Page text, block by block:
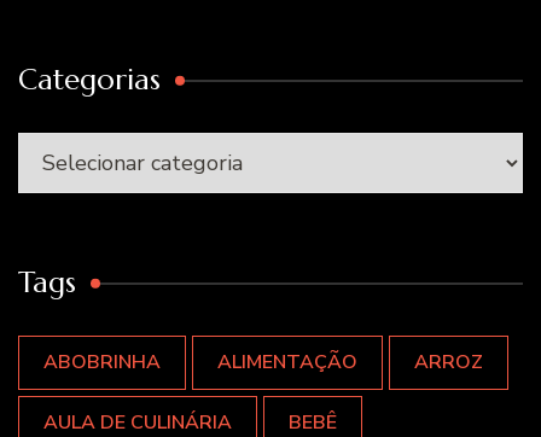
Categorias
Categorias
Tags
ABOBRINHA ALIMENTAÇÃO ARROZ
AULA DE CULINÁRIA BEBÊ